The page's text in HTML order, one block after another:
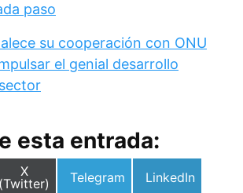
paso
su cooperación con ONU
el genial desarrollo
esta entrada:
Compartir
en
X
(Twitter)
Compartir
Telegram
Compartir
LinkedIn